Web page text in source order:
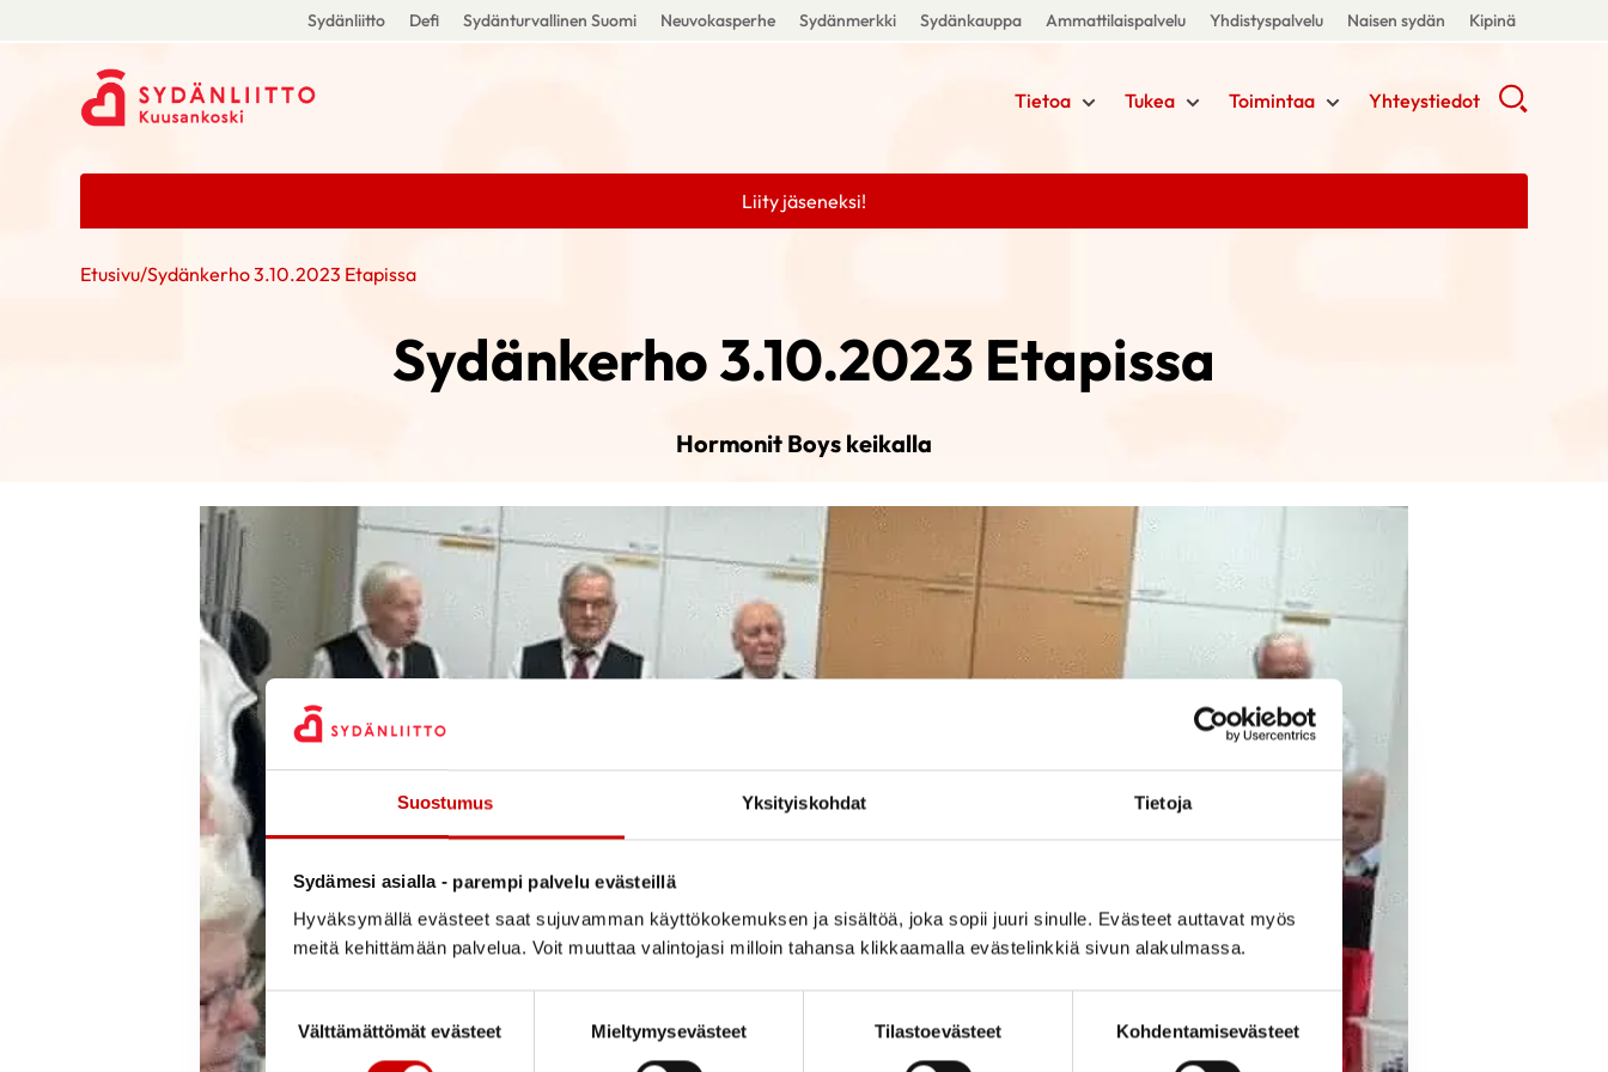
Suostumus Yksityiskohdat Tietoja
Sydämesi asialla - parempi palvelu evästeillä
Hyväksymällä evästeet saat sujuvamman käyttökokemuksen ja sisältöä, joka sopii juuri sinulle. Evästeet auttavat myös
meitä kehittämään palvelua. Voit muuttaa valintojasi milloin tahansa klikkaamalla evästelinkkiä sivun alakulmassa.
Suostumuksen valinta
Välttämättömät evästeet
Mieltymysevästeet Tilastoevästeet Kohdentamisevästeet
Sydänliitto Defi Sydänturvallinen Suomi Neuvokasperhe Sydänmerkki Sydänkauppa Ammattilaispalvelu Yhdistyspalvelu Naisen sydän Kipinä
Tietoa Tukea Toimintaa Yhteystiedot
Liity jäseneksi!
Etusivu/Sydänkerho 3.10.2023 Etapissa
Sydänkerho 3.10.2023 Etapissa
Hormonit Boys keikalla